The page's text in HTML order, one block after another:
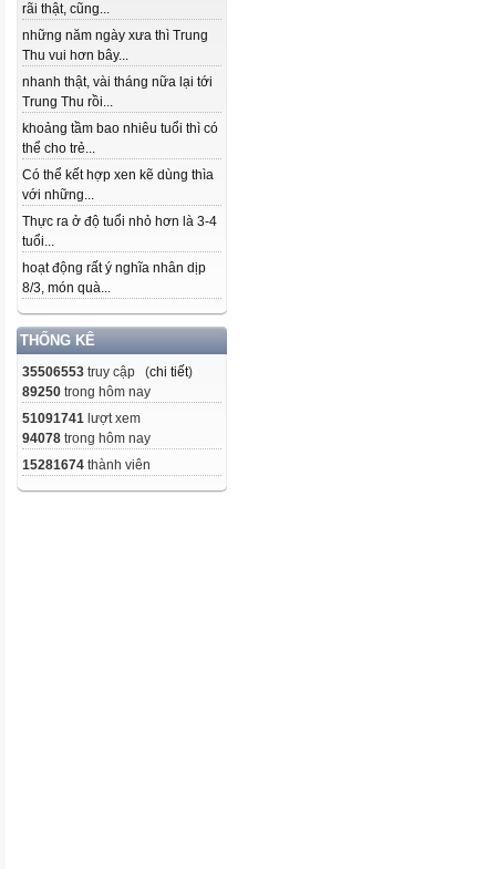
rãi thật, cũng...
những năm ngày xưa thì Trung
Thu vui hơn bây...
nhanh thật, vài tháng nữa lại tới
Trung Thu rồi...
khoảng tầm bao nhiêu tuổi thì có
thể cho trẻ...
Có thể kết hợp xen kẽ dùng thìa
với những...
Thực ra ở độ tuổi nhỏ hơn là 3-4
tuổi...
hoạt động rất ý nghĩa nhân dịp
8/3, món quà...
THỐNG KÊ
35506553 truy cập (chi tiết)
89250 trong hôm nay
51091741 lượt xem
94078 trong hôm nay
15281674 thành viên